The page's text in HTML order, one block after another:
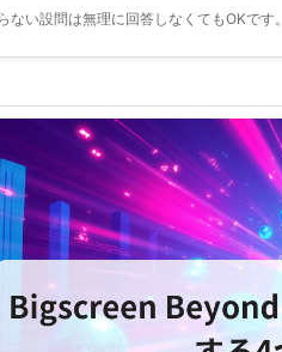
ない設問は無理に回答しなくてもOKです。